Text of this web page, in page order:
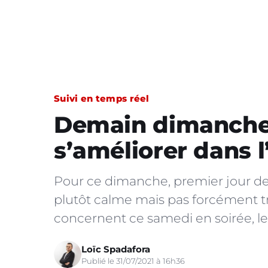
Suivi en temps réel
Demain
s’améliorer dans
Pour ce dimanche, premier jour
plutôt calme mais pas forcément
concernent ce samedi en soirée,
Loïc Spadafora
Publié le 31/07/2021 à 16h36